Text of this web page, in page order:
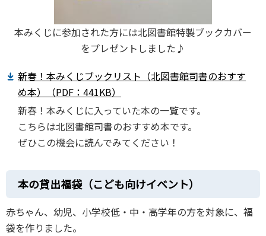
本みくじに参加された方には北図書館特製ブックカバー
をプレゼントしました♪
新春！本みくじブックリスト（北図書館司書のおすす
め本）（PDF：441KB）
新春！本みくじに入っていた本の一覧です。
こちらは北図書館司書のおすすめ本です。
ぜひこの機会に読んでみてください！
本の貸出福袋（こども向けイベント）
赤ちゃん、幼児、小学校低・中・高学年の方を対象に、福
袋を作りました。